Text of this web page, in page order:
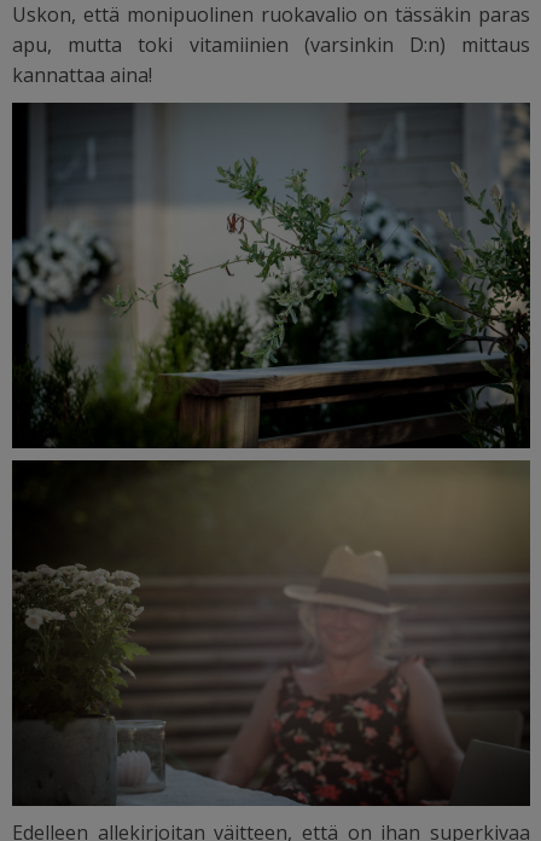
Uskon, että monipuolinen ruokavalio on tässäkin paras
apu, mutta toki vitamiinien (varsinkin D:n) mittaus
kannattaa aina!
Edelleen allekirjoitan väitteen, että on ihan superkivaa